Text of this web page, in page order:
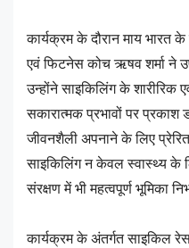
कार्यक्रम के दौरान माय भारत
एवं फिटनेस कोच ऋषव शर्मा ने
उन्होंने साइकिलिंग के शारीरिक
सकारात्मक प्रभावों पर
जीवनशैली अपनाने के लिए
साइकिलिंग न केवल स्वास्थ्य के
संरक्षण में भी महत्वपूर्ण भूमिका
कार्यक्रम के अंतर्गत साइकिल